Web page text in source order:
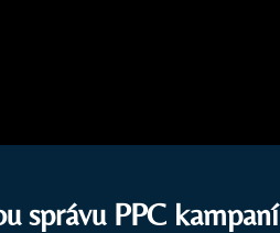
správu PPC kampaní